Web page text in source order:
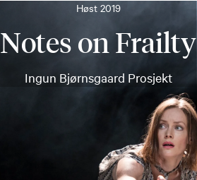
Høst 2019
Notes on Frailty
Ingun Bjørnsgaard Prosjekt